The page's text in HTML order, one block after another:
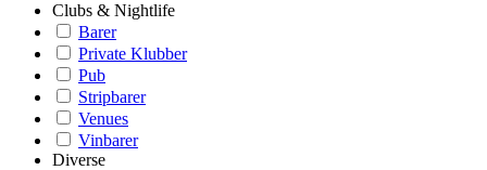
Clubs & Nightlife
Barer
Private Klubber
Pub
Stripbarer
Venues
Vinbarer
Diverse